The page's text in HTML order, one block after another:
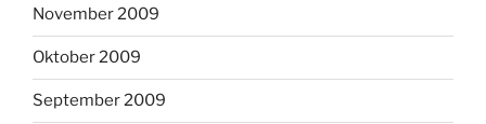
November 2009
Oktober 2009
September 2009